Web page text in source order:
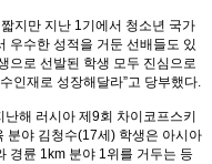
지만 지난 1기에서 청소년 국가
우수한 성적을 거둔 선배들도 있
으로 선발된 학생 모두 진심으로
인재로 성장해달라”고 당부했다.
해 러시아 제9회 차이코프스키
분야 김청수(17세) 학생은 아시아
경륜 1km 분야 1위를 거두는 등